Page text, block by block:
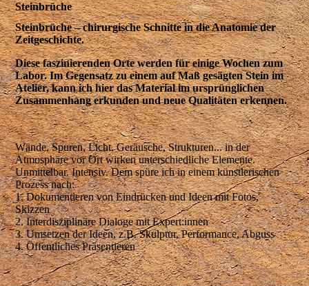
Steinbrüche
Steinbrüche – chirurgische Schnitte in die Anatomie der
Zeitgeschichte.
Diese faszinierenden Orte werden für einige Wochen zum
Labor. Im Gegensatz zu einem auf Maß gesägten Stein im
Atelier, kann ich hier das Material im ursprünglichen
Zusammenhang erkunden und neue Qualitäten erkennen.
Wände, Spuren, Licht, Geräusche, Strukturen... in der
Atmosphäre vor Ort wirken unterschiedliche Elemente.
Unmittelbar. Intensiv. Dem spüre ich in einem künstlerischen
Prozess nach:
1. Dokumentieren von Eindrücken und Ideen mit Fotos,
Skizzen
2. Interdisziplinäre Dialoge mit Expert:innen
3. Umsetzen der Ideen, z.B. Skulptur, Performance, Abguss
4. Öffentliches Präsentieren